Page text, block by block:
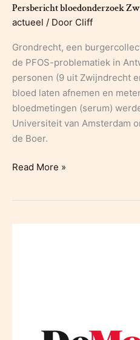
Persbericht bloedonderzoek
actueel / Door Cliff
Grondrecht, een
de PFOS-problematiek in
personen (9 uit Zwijndrecht
bloed laten afnemen en
bloedmetingen (serum)
Universiteit van Amsterdam
de Boer.
Persbericht
Read More »